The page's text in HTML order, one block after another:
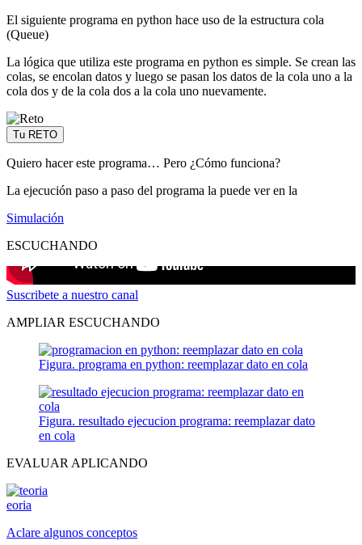
El siguiente programa en python hace uso de la estructura cola
(Queue)
La lógica que utiliza este programa en python es simple. Se crean las
colas, se encolan datos y luego se pasan los datos de la cola uno a la
cola dos y de la cola dos a la cola uno nuevamente.
Tu RETO
Quiero hacer este programa… Pero ¿Cómo funciona?
La ejecución paso a paso del programa la puede ver en la
Simulación
ESCUCHANDO
Suscribete a nuestro canal
AMPLIAR ESCUCHANDO
Figura. programa en python: reemplazar dato en cola
Figura. resultado ejecucion programa: reemplazar dato
en cola
EVALUAR APLICANDO
eoria
Aclare algunos conceptos